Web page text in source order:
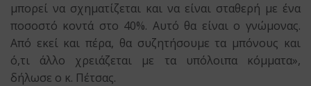
μπορεί να σχηματίζεται και να είναι σταθερή με ένα
ποσοστό κοντά στο 40%. Αυτό θα είναι ο γνώμονας.
Από εκεί και πέρα, θα συζητήσουμε τα μπόνους και
ό,τι άλλο χρειάζεται με τα υπόλοιπα κόμματα»,
δήλωσε ο κ. Πέτσας.